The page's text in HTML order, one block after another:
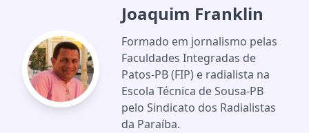
Joaquim Franklin
Formado em jornalismo pelas
Faculdades Integradas de
Patos-PB (FIP) e radialista na
Escola Técnica de Sousa-PB
pelo Sindicato dos Radialistas
da Paraíba.